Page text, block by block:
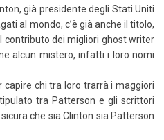
già presidente degli Stati Uniti
al mondo, c’è già anche il titolo,
contributo dei migliori ghost writer
alcun mistero, infatti i loro nomi
capire chi tra loro trarrà i maggiori
tra Patterson e gli scrittori
che sia Clinton sia Patterson